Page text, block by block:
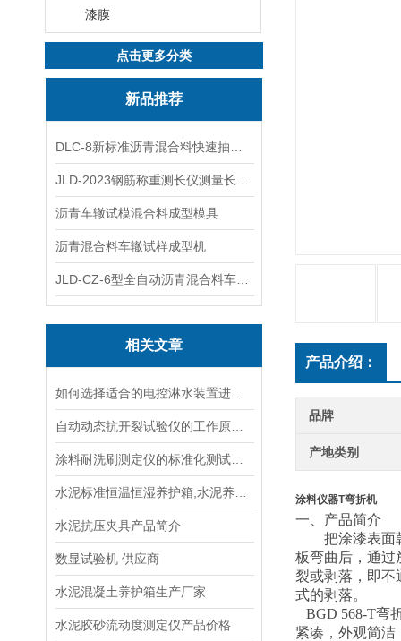
漆膜
点击更多分类
新品推荐
沥青车辙试模混合料成型模具
沥青混合料车辙试样成型机
相关文章
水泥抗压夹具产品简介
数显试验机 供应商
水泥混凝土养护箱生产厂家
水泥胶砂流动度测定仪产品价格
产品介绍：
品牌
产地类别
涂料仪器T弯折机
一、 产品简介
把涂漆表面
板弯曲后，通过
裂或剥落，即
式的剥落。
BGD 568-T弯
紧凑，外观简